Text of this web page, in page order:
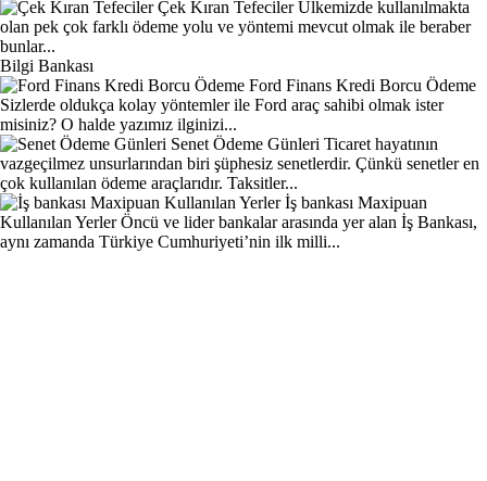
Çek Kıran Tefeciler Ülkemizde kullanılmakta
olan pek çok farklı ödeme yolu ve yöntemi mevcut olmak ile beraber
bunlar...
Bilgi Bankası
Ford Finans Kredi Borcu Ödeme
Sizlerde oldukça kolay yöntemler ile Ford araç sahibi olmak ister
misiniz? O halde yazımız ilginizi...
Senet Ödeme Günleri Ticaret hayatının
vazgeçilmez unsurlarından biri şüphesiz senetlerdir. Çünkü senetler en
çok kullanılan ödeme araçlarıdır. Taksitler...
İş bankası Maxipuan
Kullanılan Yerler Öncü ve lider bankalar arasında yer alan İş Bankası,
aynı zamanda Türkiye Cumhuriyeti’nin ilk milli...